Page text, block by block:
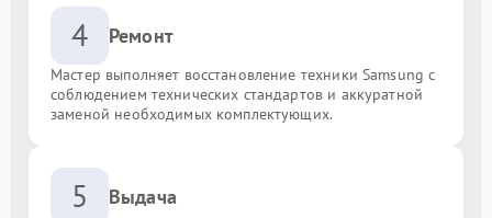
4 Ремонт
Мастер выполняет восстановление техники Samsung с
соблюдением технических стандартов и аккуратной
заменой необходимых комплектующих.
5 Выдача